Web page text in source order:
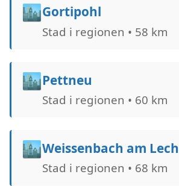
🏙️Gortipohl
Stad i regionen • 58 km
🏙️Pettneu
Stad i regionen • 60 km
🏙️Weissenbach am Lech
Stad i regionen • 68 km